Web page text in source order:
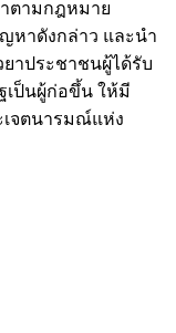
ตามกฎหมาย
หาดังกล่าว และนำ
าประชาชนผู้ได้รับ
เป็นผู้ก่อขึ้น ให้มี
เจตนารมณ์แห่ง